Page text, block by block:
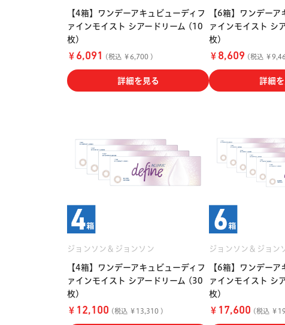
【4箱】ワンデーアキュビューディフ
ァインモイスト シアードリーム (10
枚)
￥ 6,091 (税込 ￥6,700 )
詳細を見る
【6箱】ワンデー
ァインモイスト シ
枚)
￥ 8,609 (税込 ￥
詳細
ジョンソン＆ジョンソン
【4箱】ワンデーアキュビューディフ
ァインモイスト シアードリーム (30
枚)
￥ 12,100 (税込 ￥13,310 )
ジョンソン＆ジョン
【6箱】ワンデー
ァインモイスト シ
枚)
￥ 17,600 (税込 ￥